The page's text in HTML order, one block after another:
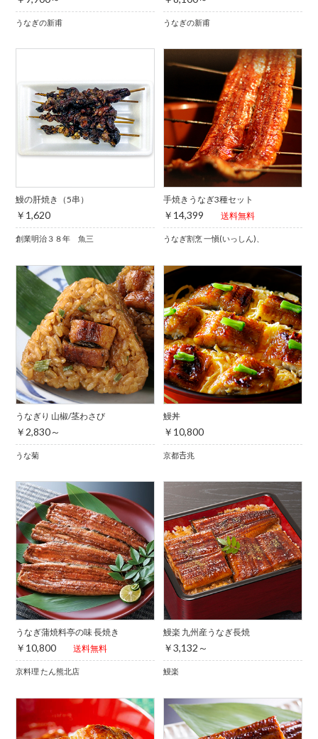
うなぎの新甫 うなぎの新甫
鰻の肝焼き（5串）
￥1,620
創業明治３８年 魚三
手焼きうなぎ3種セット
￥14,399 送料無料
うなぎ割烹 一愼(いっしん)、
うなぎり 山椒/茎わさび
￥2,830～
うな菊
鰻丼
￥10,800
京都𠮷兆
うなぎ蒲焼料亭の味 長焼き
￥10,800 送料無料
京料理 たん熊北店
鰻楽 九州産うなぎ長焼
￥3,132～
鰻楽